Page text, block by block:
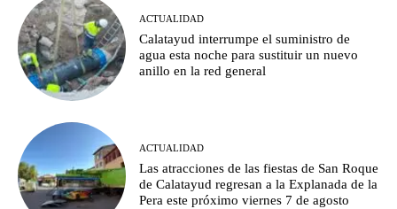
ACTUALIDAD
Calatayud interrumpe el suministro de
agua esta noche para sustituir un nuevo
anillo en la red general
ACTUALIDAD
Las atracciones de las fiestas de San Roque
de Calatayud regresan a la Explanada de la
Pera este próximo viernes 7 de agosto